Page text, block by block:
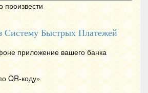
произвести
Систему Быстрых Платежей
приложение вашего банка
QR-коду»